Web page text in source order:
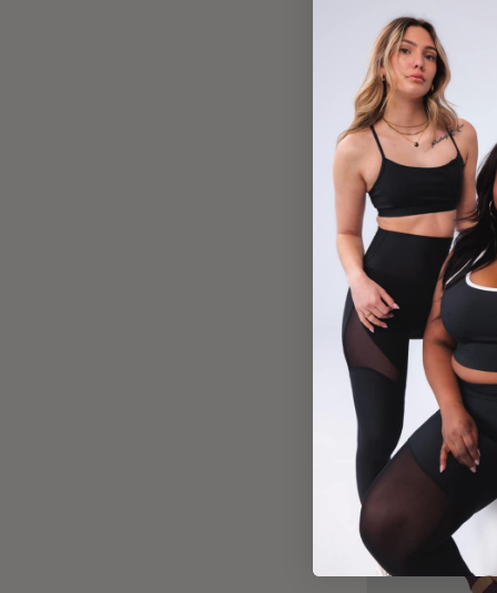
4.9
(190)
T-shirt tout-aller
$42.00 CAD
ÉCONOMISEZ
VENTE FINALE